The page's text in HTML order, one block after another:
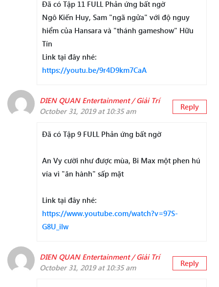
Đã có Tập 11 FULL Phản ứng bất ngờ
Ngô Kiến Huy, Sam "ngã ngửa" với độ nguy
hiểm của Hansara và "thánh gameshow" Hữu
Tín
Link tại đây nhé:
https://youtu.be/9r4D9km7CaA
DIEN QUAN Entertainment / Giải Trí
October 31, 2019 at 10:35 am
Reply
Đã có Tập 9 FULL Phản ứng bất ngờ
An Vy cười như được mùa, Bi Max một phen hú
vía vì "ăn hành" sấp mặt
Link tại đây nhé:
https://www.youtube.com/watch?v=97S-
G8U_ilw
DIEN QUAN Entertainment / Giải Trí
October 31, 2019 at 10:35 am
Reply